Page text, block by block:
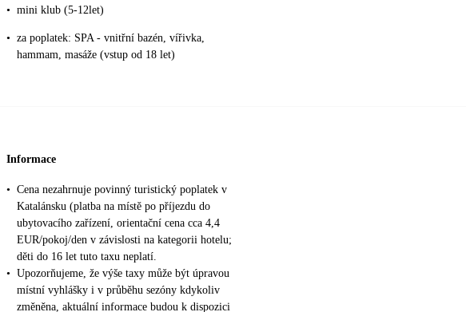
• mini klub (5-12let)
• za poplatek: SPA - vnitřní bazén, vířivka,
hammam, masáže (vstup od 18 let)
Informace
• Cena nezahrnuje povinný turistický poplatek v
Katalánsku (platba na místě po příjezdu do
ubytovacího zařízení, orientační cena cca 4,4
EUR/pokoj/den v závislosti na kategorii hotelu;
děti do 16 let tuto taxu neplatí.
• Upozorňujeme, že výše taxy může být úpravou
místní vyhlášky i v průběhu sezóny kdykoliv
změněna, aktuální informace budou k dispozici